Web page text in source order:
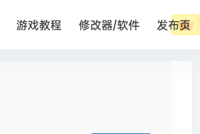
游戏教程 修改器/软件 发布页